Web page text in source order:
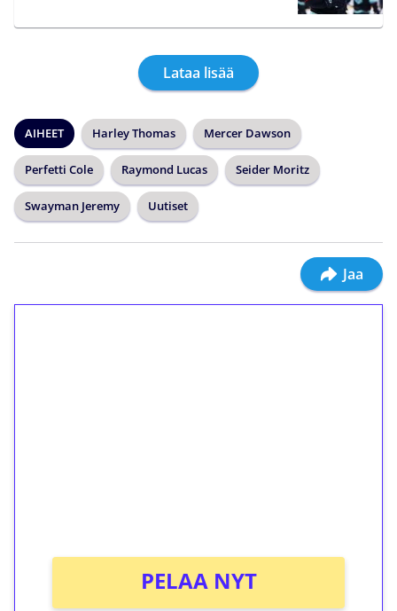
Lataa lisää
AIHEET Harley Thomas Mercer Dawson
Perfetti Cole Raymond Lucas Seider Moritz
Swayman Jeremy Uutiset
Jaa
PELAA NYT